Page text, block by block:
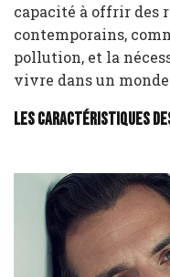
capacité à offrir des
contemporains,
pollution, et la
vivre dans un
Les caractéristiques